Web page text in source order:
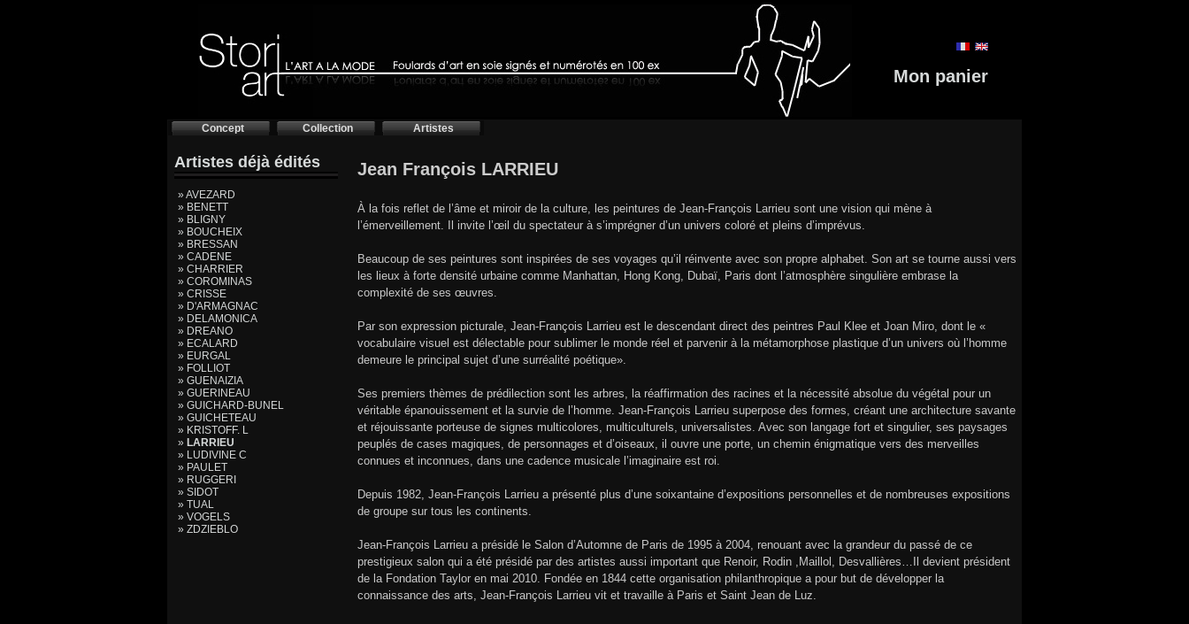
Mon panier
Concept Collection Artistes
Artistes déjà édités
» AVEZARD
» BENETT
» BLIGNY
» BOUCHEIX
» BRESSAN
» CADENE
» CHARRIER
» COROMINAS
» CRISSE
» D'ARMAGNAC
» DELAMONICA
» DREANO
» ECALARD
» EURGAL
» FOLLIOT
» GUENAIZIA
» GUERINEAU
» GUICHARD-BUNEL
» GUICHETEAU
» KRISTOFF. L
» LARRIEU
» LUDIVINE C
» PAULET
» RUGGERI
» SIDOT
» TUAL
» VOGELS
» ZDZIEBLO
Jean François LARRIEU
À la fois reflet de l’âme et miroir de la culture, les peintures de Jean-François Larrieu sont une vision qui mène à
l’émerveillement. Il invite l’œil du spectateur à s’imprégner d’un univers coloré et pleins d’imprévus.
Beaucoup de ses peintures sont inspirées de ses voyages qu’il réinvente avec son propre alphabet. Son art se tourne aussi vers
les lieux à forte densité urbaine comme Manhattan, Hong Kong, Dubaï, Paris dont l’atmosphère singulière embrase la
complexité de ses œuvres.
Par son expression picturale, Jean-François Larrieu est le descendant direct des peintres Paul Klee et Joan Miro, dont le «
vocabulaire visuel est délectable pour sublimer le monde réel et parvenir à la métamorphose plastique d’un univers où l’homme
demeure le principal sujet d’une surréalité poétique».
Ses premiers thèmes de prédilection sont les arbres, la réaffirmation des racines et la nécessité absolue du végétal pour un
véritable épanouissement et la survie de l’homme. Jean-François Larrieu superpose des formes, créant une architecture savante
et réjouissante porteuse de signes multicolores, multiculturels, universalistes. Avec son langage fort et singulier, ses paysages
peuplés de cases magiques, de personnages et d’oiseaux, il ouvre une porte, un chemin énigmatique vers des merveilles
connues et inconnues, dans une cadence musicale l’imaginaire est roi.
Depuis 1982, Jean-François Larrieu a présenté plus d’une soixantaine d’expositions personnelles et de nombreuses expositions
de groupe sur tous les continents.
Jean-François Larrieu a présidé le Salon d’Automne de Paris de 1995 à 2004, renouant avec la grandeur du passé de ce
prestigieux salon qui a été présidé par des artistes aussi important que Renoir, Rodin ,Maillol, Desvallières…Il devient président
de la Fondation Taylor en mai 2010. Fondée en 1844 cette organisation philanthropique a pour but de développer la
connaissance des arts, Jean-François Larrieu vit et travaille à Paris et Saint Jean de Luz.